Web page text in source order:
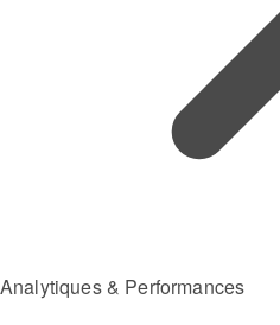
Analytiques & Performances